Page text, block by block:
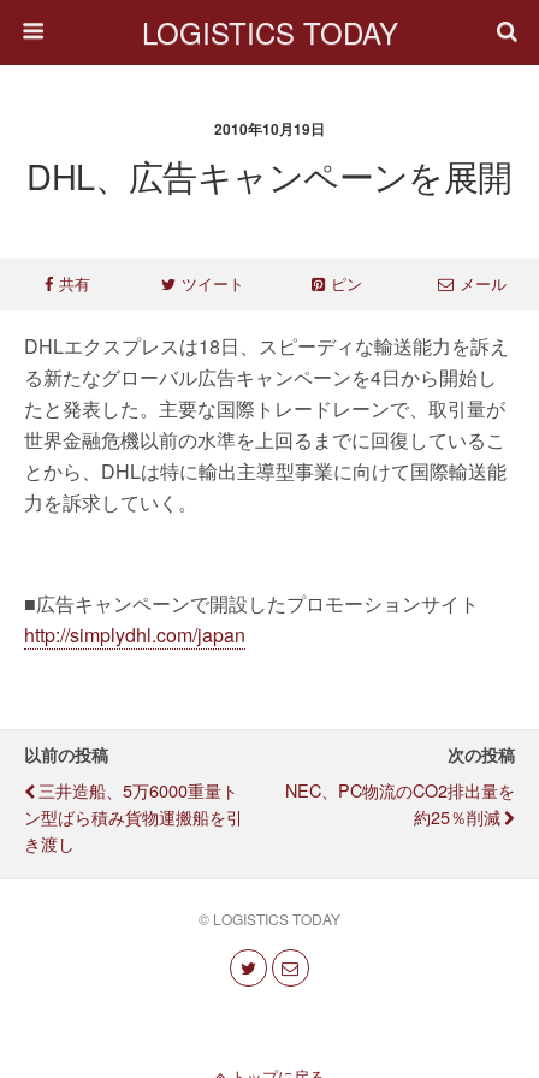
LOGISTICS TODAY
2010年10月19日
DHL、広告キャンペーンを展開
共有 ツイート ピン メール
DHLエクスプレスは18日、スピーディな輸送能力を訴え
る新たなグローバル広告キャンペーンを4日から開始し
たと発表した。主要な国際トレードレーンで、取引量が
世界金融危機以前の水準を上回るまでに回復しているこ
とから、DHLは特に輸出主導型事業に向けて国際輸送能
力を訴求していく。
■広告キャンペーンで開設したプロモーションサイト
http://simplydhl.com/japan
以前の投稿
三井造船、5万6000重量ト
ン型ばら積み貨物運搬船を引
き渡し
次の投稿
NEC、PC物流のCO2排出量を
約25％削減
© LOGISTICS TODAY